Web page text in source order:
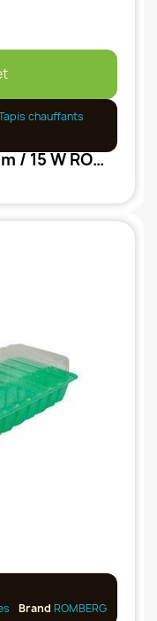
chauffants
Tapis chauffant 25 x 35 cm / 15 W ROMBERG
Brand ROMBERG